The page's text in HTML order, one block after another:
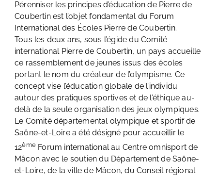
Pérenniser les principes d’éducation de Pierre de
Coubertin est l’objet fondamental du Forum
International des Écoles Pierre de Coubertin.
Tous les deux ans, sous l’égide du Comité
international Pierre de Coubertin, un pays accueille
ce rassemblement de jeunes issus des écoles
portant le nom du créateur de l’olympisme. Ce
concept vise l’éducation globale de l’individu
autour des pratiques sportives et de l’éthique au-
delà de la seule organisation des jeux olympiques.
Le Comité départemental olympique et sportif de
Saône-et-Loire a été désigné pour accueillir le
12èmeForum international au Centre omnisport de
Mâcon avec le soutien du Département de Saône-
et-Loire, de la ville de Mâcon, du Conseil régional